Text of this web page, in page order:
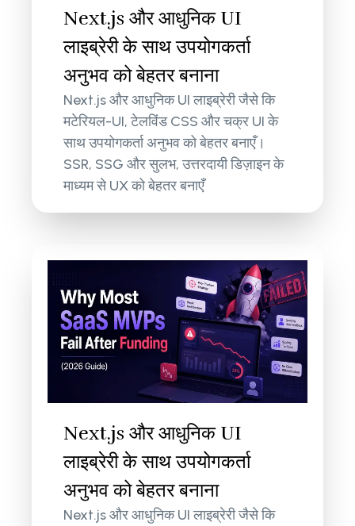
Next.js और आधुनिक UI
लाइब्रेरी के साथ उपयोगकर्ता
अनुभव को बेहतर बनाना
Next.js और आधुनिक UI लाइब्रेरी जैसे कि
मटेरियल-UI, टेलविंड CSS और चक्र UI के
साथ उपयोगकर्ता अनुभव को बेहतर बनाएँ।
SSR, SSG और सुलभ, उत्तरदायी डिज़ाइन के
माध्यम से UX को बेहतर बनाएँ
Next.js और आधुनिक UI
लाइब्रेरी के साथ उपयोगकर्ता
अनुभव को बेहतर बनाना
Next.js और आधुनिक UI लाइब्रेरी जैसे कि